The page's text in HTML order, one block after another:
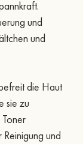
und
und
die Haut
sie zu
und